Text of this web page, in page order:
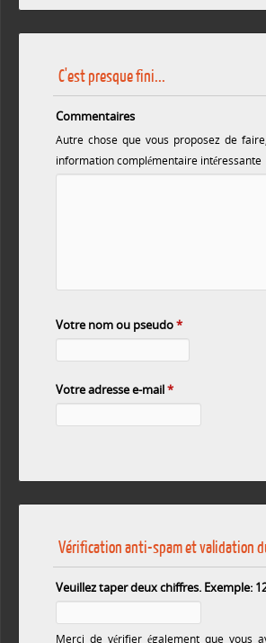
C'est presque fini...
Commentaires
Autre chose que vous proposez de
information complémentaire intéressante
Votre nom ou pseudo*
Votre adresse e-mail*
Vérification anti-spam et validation
Veuillez taper deux chiffres. Exemple:
Merci de vérifier également que vous